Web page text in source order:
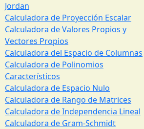
Jordan
Calculadora de Proyección Escalar
Calculadora de Valores Propios y
Vectores Propios
Calculadora del Espacio de Columnas
Calculadora de Polinomios
Característicos
Calculadora de Espacio Nulo
Calculadora de Rango de Matrices
Calculadora de Independencia Lineal
Calculadora de Gram-Schmidt